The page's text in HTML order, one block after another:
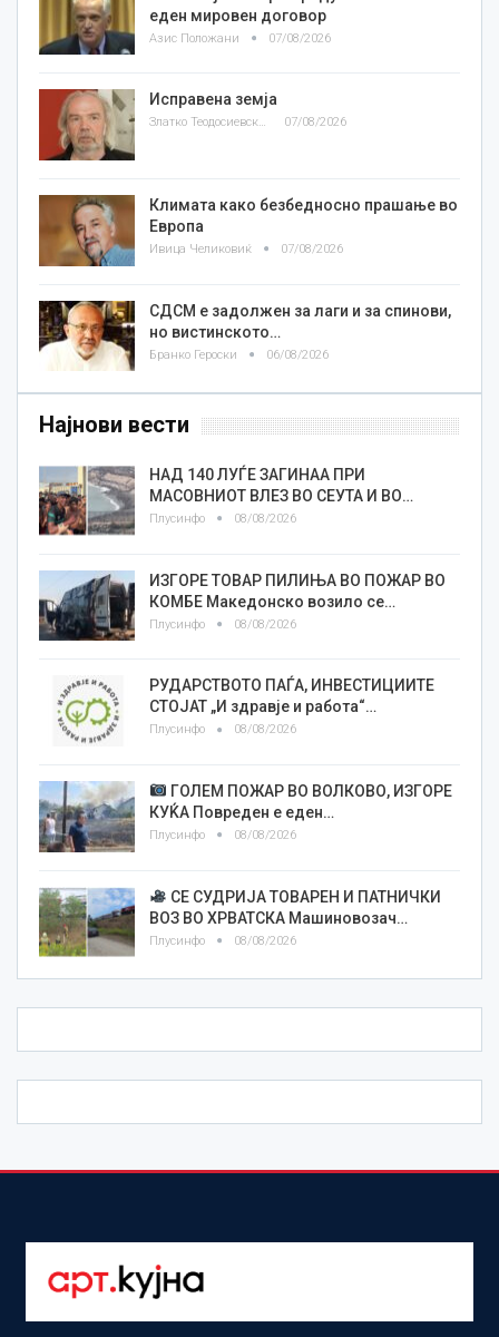
еден мировен договор
Азис Положани 07/08/2026
Исправена земја
Златко Теодосиевски 07/08/2026
Климата како безбедносно прашање во
Европа
Ивица Челиковиќ 07/08/2026
СДСМ е задолжен за лаги и за спинови,
но вистинското…
Бранко Героски 06/08/2026
Најнови вести
НАД 140 ЛУЃЕ ЗАГИНАА ПРИ
МАСОВНИОТ ВЛЕЗ ВО СЕУТА И ВО…
Плусинфо 08/08/2026
ИЗГОРЕ ТОВАР ПИЛИЊА ВО ПОЖАР ВО
КОМБЕ Македонско возило се…
Плусинфо 08/08/2026
РУДАРСТВОТО ПАЃА, ИНВЕСТИЦИИТЕ
СТОЈАТ „И здравје и работа“…
Плусинфо 08/08/2026
ГОЛЕМ ПОЖАР ВО ВОЛКОВО, ИЗГОРЕ
КУЌА Повреден е еден…
Плусинфо 08/08/2026
СЕ СУДРИЈА ТОВАРЕН И ПАТНИЧКИ
ВОЗ ВО ХРВАТСКА Машиновозач…
Плусинфо 08/08/2026